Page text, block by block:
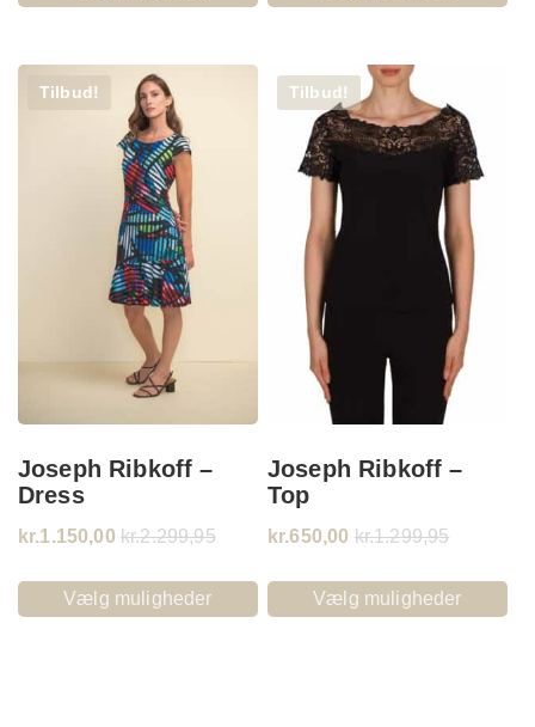
Tilbud!
Joseph Ribkoff –
Dress
kr.1.150,00 kr.2.299,95
Vælg muligheder
Tilbud!
Joseph Ribkoff –
Top
kr.650,00 kr.1.299,95
Vælg muligheder